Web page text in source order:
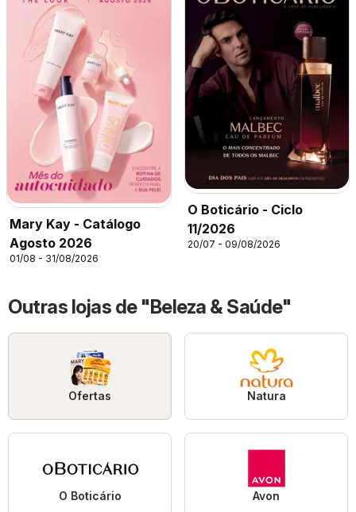
Mary Kay - Catálogo
Agosto 2026
01/08 - 31/08/2026
O Boticário - Ciclo
11/2026
20/07 - 09/08/2026
Outras lojas de "Beleza & Saúde"
Ofertas Natura
O Boticário Avon